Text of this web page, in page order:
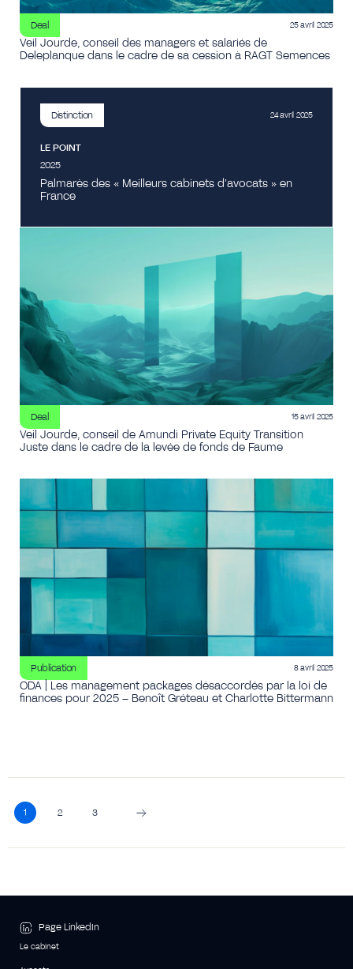
Deal 25 avril 2025
Veil Jourde, conseil des managers et salariés de
Deleplanque dans le cadre de sa cession à RAGT Semences
Distinction 24 avril 2025
LE POINT
2025
Palmarès des « Meilleurs cabinets d’avocats » en
France
Deal 15 avril 2025
Veil Jourde, conseil de Amundi Private Equity Transition
Juste dans le cadre de la levée de fonds de Faume
Publication 8 avril 2025
ODA | Les management packages désaccordés par la loi de
finances pour 2025 – Benoît Gréteau et Charlotte Bittermann
1 2 3
Page LinkedIn
Le cabinet